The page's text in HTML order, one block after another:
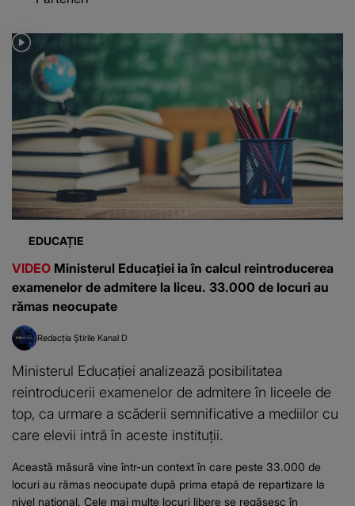
EDUCAȚIE
VIDEO Ministerul Educației ia în calcul reintroducerea
examenelor de admitere la liceu. 33.000 de locuri au
rămas neocupate
Redacția Știrile Kanal D
Ministerul Educației analizează posibilitatea
reintroducerii examenelor de admitere în liceele de
top, ca urmare a scăderii semnificative a mediilor cu
care elevii intră în aceste instituții.
Această măsură vine într-un context în care peste 33.000 de
locuri au rămas neocupate după prima etapă de repartizare la
nivel național. Cele mai multe locuri libere se regăsesc în